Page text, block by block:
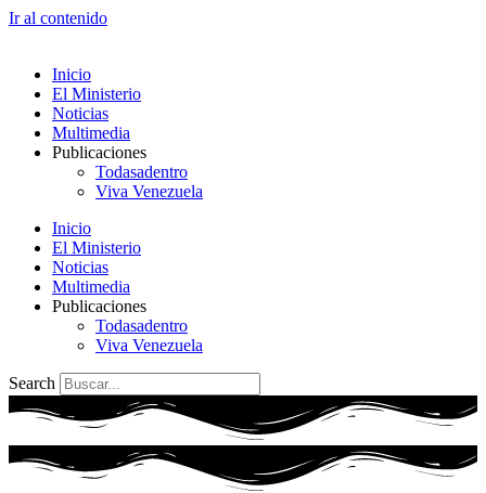
Ir al contenido
Inicio
El Ministerio
Noticias
Multimedia
Publicaciones
Todasadentro
Viva Venezuela
Inicio
El Ministerio
Noticias
Multimedia
Publicaciones
Todasadentro
Viva Venezuela
Search